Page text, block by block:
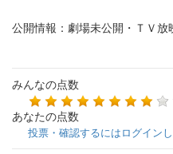
公開情報：劇場未公開・ＴＶ放
みんなの点数
あなたの点数
投票・確認するにはログインし